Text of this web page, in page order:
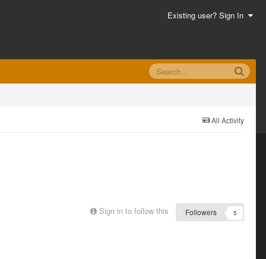
Existing user? Sign In
All Activity
Sign in to follow this Followers 5